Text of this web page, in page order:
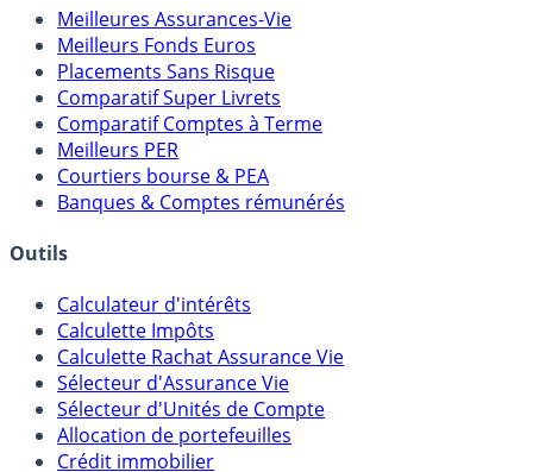
Comparatifs
Meilleures Assurances-Vie
Meilleurs Fonds Euros
Placements Sans Risque
Comparatif Super Livrets
Comparatif Comptes à Terme
Meilleurs PER
Courtiers bourse & PEA
Banques & Comptes rémunérés
Outils
Calculateur d'intérêts
Calculette Impôts
Calculette Rachat Assurance Vie
Sélecteur d'Assurance Vie
Sélecteur d'Unités de Compte